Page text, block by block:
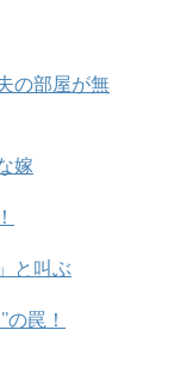
の部屋が無
嫁
と叫ぶ
罠！